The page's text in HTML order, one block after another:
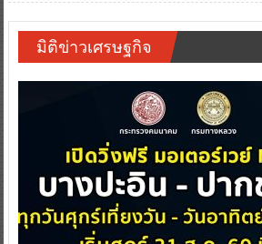
มิติข่าวเศรษฐกิจ